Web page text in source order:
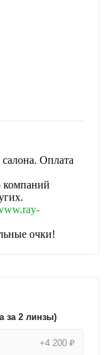
Оплата
компаний
очки!
за 2 линзы)
+4 200 ₽